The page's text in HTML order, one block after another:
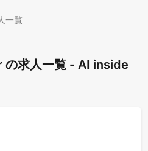
一覧
の求人一覧 - AI inside